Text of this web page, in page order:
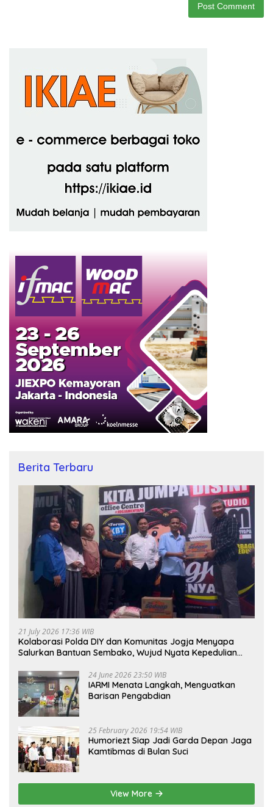
Berita Terbaru
21 July 2026 17:36 WIB
Kolaborasi Polda DIY dan Komunitas Jogja Menyapa
Salurkan Bantuan Sembako, Wujud Nyata Kepedulian
24 June 2026 23:50 WIB
IARMI Menata Langkah, Menguatkan
Barisan Pengabdian
25 February 2026 19:54 WIB
Humoriezt Siap Jadi Garda Depan Jaga
Kamtibmas di Bulan Suci
View More